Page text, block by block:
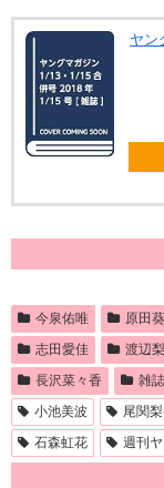
ヤン
今泉佑唯 原田葵
志田愛佳
渡辺
長沢菜々香
雑誌
小池美波
尾関
石森虹花
週刊